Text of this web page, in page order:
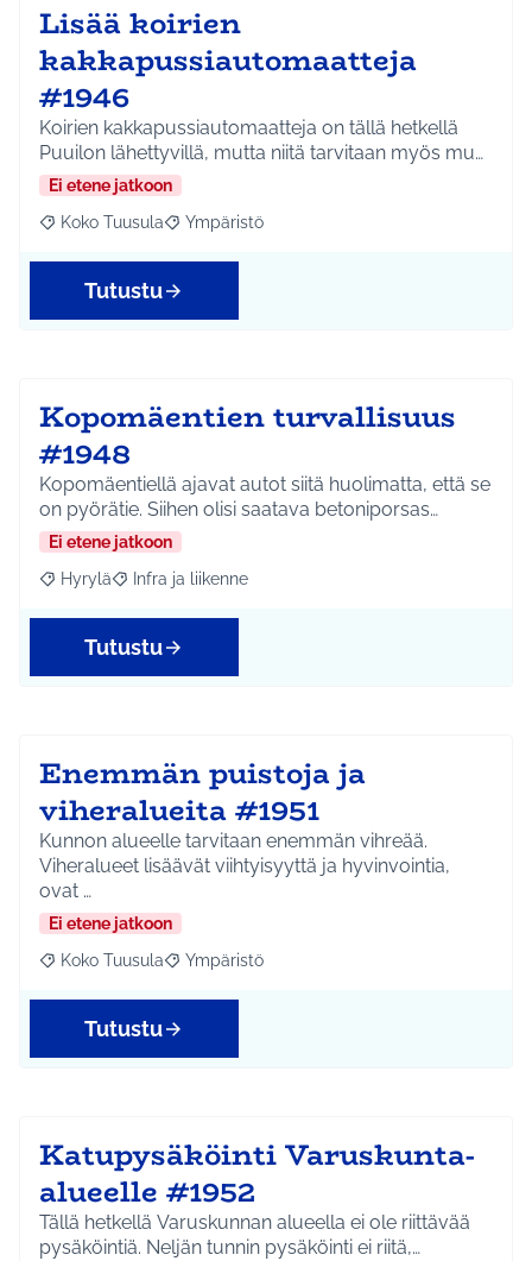
Lisää koirien
kakkapussiautomaatteja
#1946
Koirien kakkapussiautomaatteja on tällä hetkellä
Puuilon lähettyvillä, mutta niitä tarvitaan myös mu…
Ei etene jatkoon
Rajaa tulokset aihepiirin mukaan: Koko Tuusula
Koko Tuusula Rajaa tulokset teeman mukaan: Ympäristö
Ympäristö
Tutustu
Kopomäentien turvallisuus
#1948
Kopomäentiellä ajavat autot siitä huolimatta, että se
on pyörätie. Siihen olisi saatava betoniporsas…
Ei etene jatkoon
Rajaa tulokset aihepiirin mukaan: Hyrylä
Hyrylä Rajaa tulokset teeman mukaan: Infra ja liikenne
Infra ja liikenne
Tutustu
Enemmän puistoja ja
viheralueita #1951
Kunnon alueelle tarvitaan enemmän vihreää.
Viheralueet lisäävät viihtyisyyttä ja hyvinvointia,
ovat …
Ei etene jatkoon
Rajaa tulokset aihepiirin mukaan: Koko Tuusula
Koko Tuusula Rajaa tulokset teeman mukaan: Ympäristö
Ympäristö
Tutustu
Katupysäköinti Varuskunta-
alueelle #1952
Tällä hetkellä Varuskunnan alueella ei ole riittävää
pysäköintiä. Neljän tunnin pysäköinti ei riitä,…